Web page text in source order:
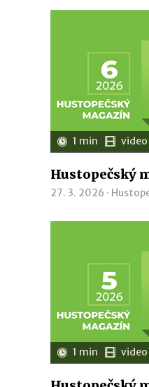
1 min video
Hustopečský
27. 3. 2026 ·
1 min video